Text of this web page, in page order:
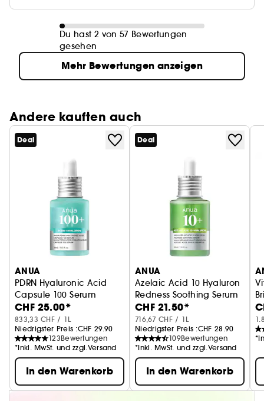
Du hast 2 von 57 Bewertungen
gesehen
Mehr Bewertungen anzeigen
Andere kauften auch
Deal
ANUA
PDRN Hyaluronic Acid
Capsule 100 Serum
Feuchtigkeitsserum mit Hyaluronsäure
CHF 25.00*
833,33 CHF / 1L
Niedrigster Preis :CHF 29.90
123Bewertungen
*Inkl. MwSt. und zzgl.Versand
In den Warenkorb
Deal
ANUA
Azelaic Acid 10 Hyaluron
Redness Soothing Serum
Serum gegen Unreinheiten
CHF 21.50*
716,67 CHF / 1L
Niedrigster Preis :CHF 28.90
109Bewertungen
*Inkl. MwSt. und zzgl.Versand
In den Warenkorb